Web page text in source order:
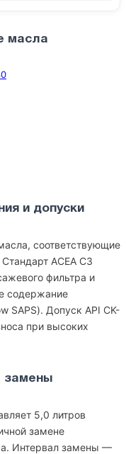
масла
и допуски
соответствующие
ACEA C3
фильтра и
содержание
SAPS). Допуск API CK-
при высоких
замены
5,0 литров
замене
Интервал замены —